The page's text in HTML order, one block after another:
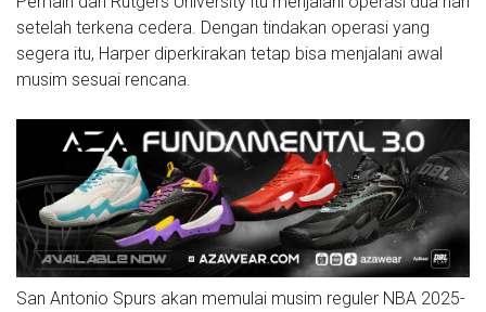
setelah terkena cedera. Dengan tindakan operasi yang
segera itu, Harper diperkirakan tetap bisa menjalani awal
musim sesuai rencana.
San Antonio Spurs akan memulai musim reguler NBA 2025-